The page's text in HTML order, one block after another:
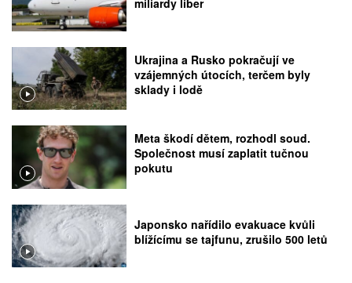
Ukrajina a Rusko pokračují ve
vzájemných útocích, terčem byly
sklady i lodě
Meta škodí dětem, rozhodl soud.
Společnost musí zaplatit tučnou
pokutu
Japonsko nařídilo evakuace kvůli
blížícímu se tajfunu, zrušilo 500 letů